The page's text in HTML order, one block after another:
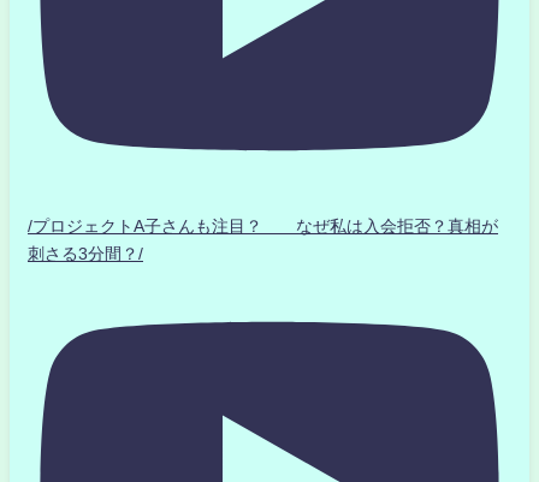
/プロジェクトA子さんも注目？ なぜ私は入会拒否？真相が
刺さる3分間？/